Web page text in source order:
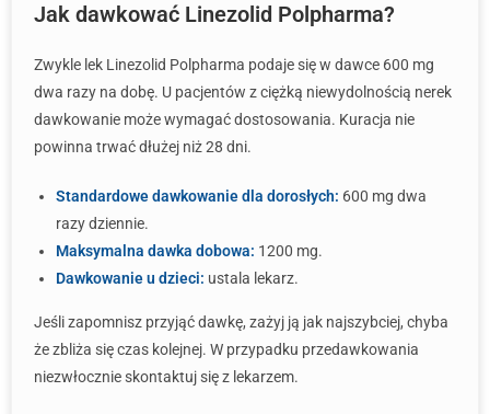
Jak dawkować Linezolid Polpharma?
Zwykle lek Linezolid Polpharma podaje się w dawce 600 mg
dwa razy na dobę. U pacjentów z ciężką niewydolnością nerek
dawkowanie może wymagać dostosowania. Kuracja nie
powinna trwać dłużej niż 28 dni.
Standardowe dawkowanie dla dorosłych: 600 mg dwa
razy dziennie.
Maksymalna dawka dobowa: 1200 mg.
Dawkowanie u dzieci: ustala lekarz.
Jeśli zapomnisz przyjąć dawkę, zażyj ją jak najszybciej, chyba
że zbliża się czas kolejnej. W przypadku przedawkowania
niezwłocznie skontaktuj się z lekarzem.